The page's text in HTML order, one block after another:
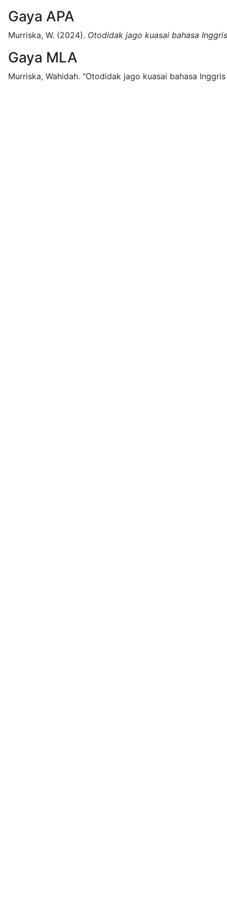
Gaya APA
Murriska, W. (2024). Otodidak jago kuasai bahasa
Gaya MLA
Murriska, Wahidah. "Otodidak jago kuasai bahasa